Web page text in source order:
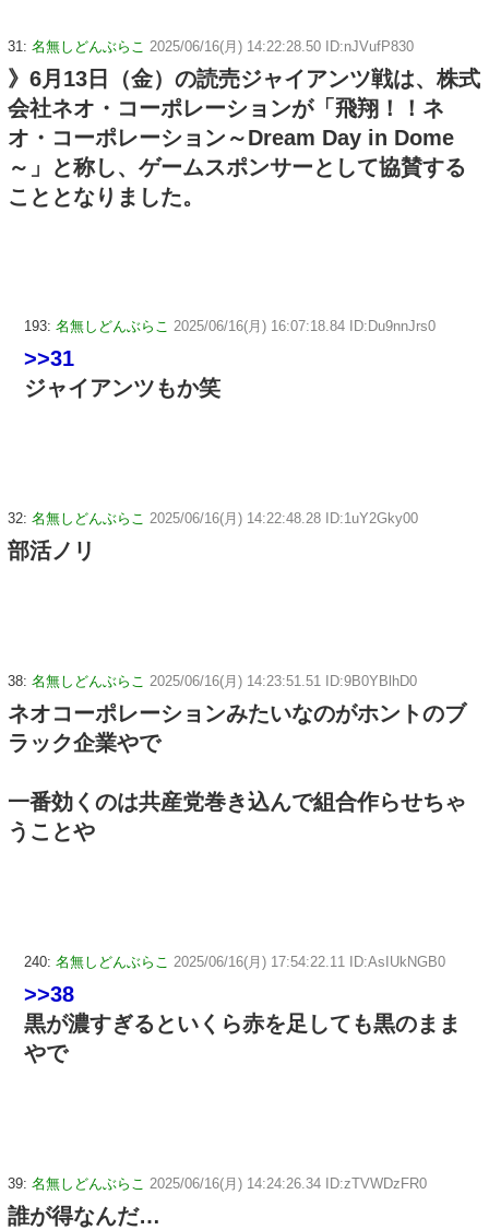
31: 名無しどんぶらこ 2025/06/16(月) 14:22:28.50 ID:nJVufP830
》6月13日（金）の読売ジャイアンツ戦は、株式
会社ネオ・コーポレーションが「飛翔！！ネ
オ・コーポレーション～Dream Day in Dome
～」と称し、ゲームスポンサーとして協賛する
こととなりました。
193: 名無しどんぶらこ 2025/06/16(月) 16:07:18.84 ID:Du9nnJrs0
>>31
ジャイアンツもか笑
32: 名無しどんぶらこ 2025/06/16(月) 14:22:48.28 ID:1uY2Gky00
部活ノリ
38: 名無しどんぶらこ 2025/06/16(月) 14:23:51.51 ID:9B0YBlhD0
ネオコーポレーションみたいなのがホントのブ
ラック企業やで
一番効くのは共産党巻き込んで組合作らせちゃ
うことや
240: 名無しどんぶらこ 2025/06/16(月) 17:54:22.11 ID:AsIUkNGB0
>>38
黒が濃すぎるといくら赤を足しても黒のまま
やで
39: 名無しどんぶらこ 2025/06/16(月) 14:24:26.34 ID:zTVWDzFR0
誰が得なんだ…